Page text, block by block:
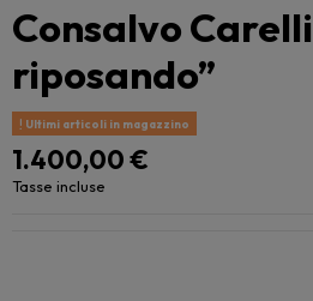
Consalvo
riposando”
Ultimi articoli in magazzino
1.400,00 €
Tasse incluse